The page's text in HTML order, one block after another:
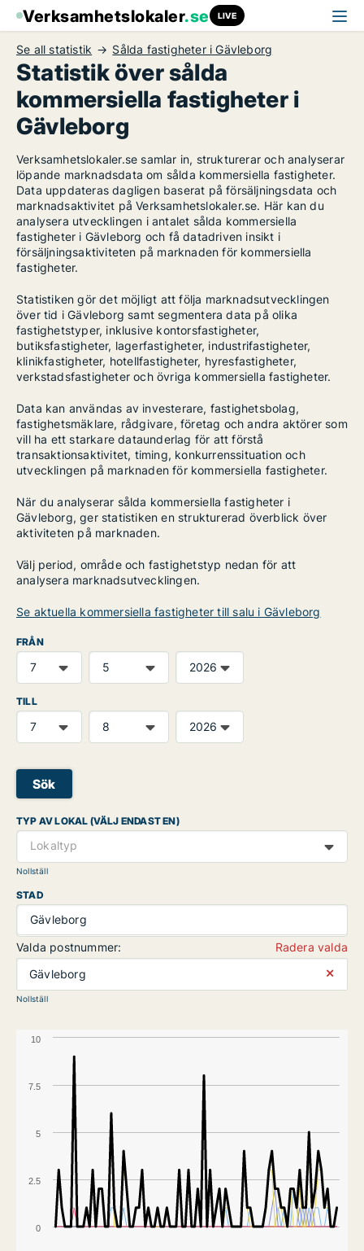
Verksamhetslokaler.se LIVE
Se all statistik Sålda fastigheter i Gävleborg
Statistik över sålda
kommersiella fastigheter i
Gävleborg
Verksamhetslokaler.se samlar in, strukturerar och analyserar
löpande marknadsdata om sålda kommersiella fastigheter.
Data uppdateras dagligen baserat på försäljningsdata och
marknadsaktivitet på Verksamhetslokaler.se. Här kan du
analysera utvecklingen i antalet sålda kommersiella
fastigheter i Gävleborg och få datadriven insikt i
försäljningsaktiviteten på marknaden för kommersiella
fastigheter.
Statistiken gör det möjligt att följa marknadsutvecklingen
över tid i Gävleborg samt segmentera data på olika
fastighetstyper, inklusive kontorsfastigheter,
butiksfastigheter, lagerfastigheter, industrifastigheter,
klinikfastigheter, hotellfastigheter, hyresfastigheter,
verkstadsfastigheter och övriga kommersiella fastigheter.
Data kan användas av investerare, fastighetsbolag,
fastighetsmäklare, rådgivare, företag och andra aktörer som
vill ha ett starkare dataunderlag för att förstå
transaktionsaktivitet, timing, konkurrenssituation och
utvecklingen på marknaden för kommersiella fastigheter.
När du analyserar sålda kommersiella fastigheter i
Gävleborg, ger statistiken en strukturerad överblick över
aktiviteten på marknaden.
Välj period, område och fastighetstyp nedan för att
analysera marknadsutvecklingen.
Se aktuella kommersiella fastigheter till salu i Gävleborg
FRÅN
TILL
Sök
TYP AV LOKAL (VÄLJ ENDAST EN)
Lokaltyp
Nollställ
STAD
Gävleborg
Valda postnummer:
Radera valda
Gävleborg
⨯
Nollställ
0
10
2.5
5
7.5